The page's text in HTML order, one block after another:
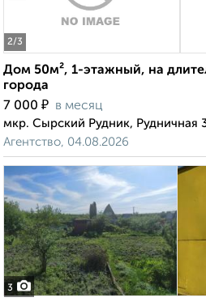
2/3
Дом 50м², 1-этажный, на
города
7 000 ₽ в месяц
мкр. Сырский Рудник, Рудничная
Агентство, 04.08.2026
3